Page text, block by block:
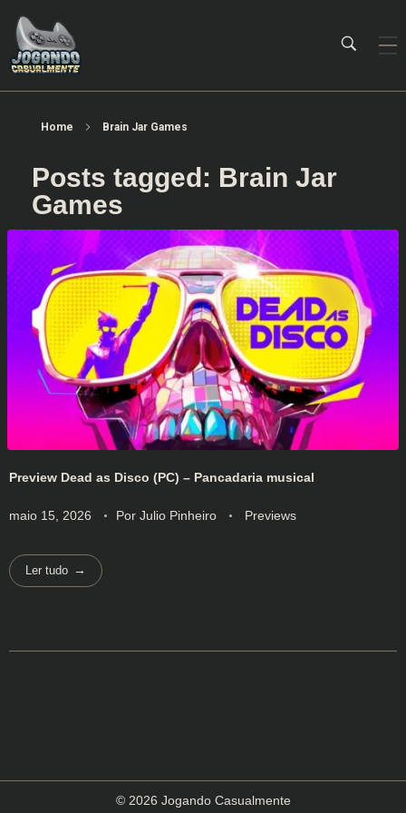
Home Brain Jar Games
Posts tagged: Brain Jar
Games
Preview Dead as Disco (PC) – Pancadaria musical
maio 15, 2026 Por Julio Pinheiro Previews
Ler tudo
© 2026 Jogando Casualmente